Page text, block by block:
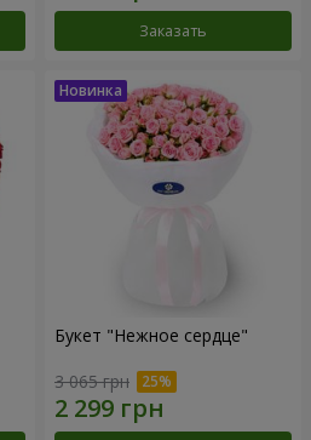
Заказать
Букет "Нежное сердце"
3 065 грн